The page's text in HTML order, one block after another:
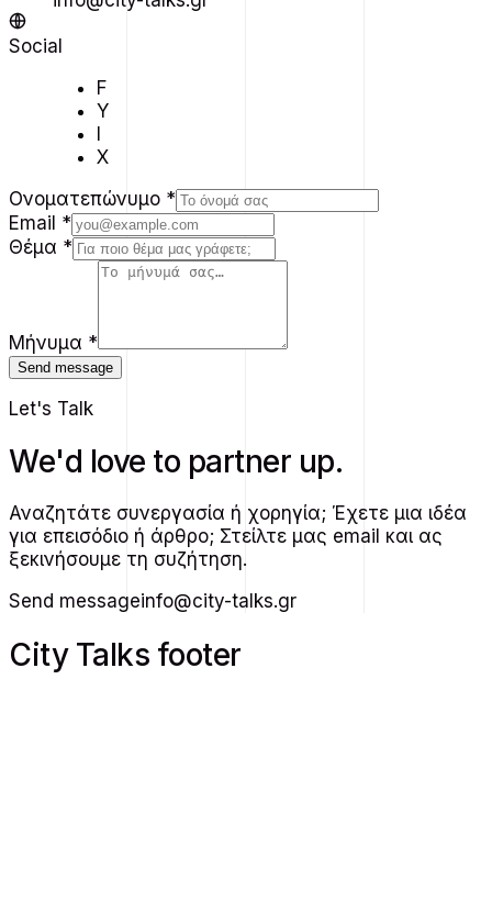
Social
F
Y
I
X
Ονοματεπώνυμο *
Email *
Θέμα *
Μήνυμα *
Send message
Let's Talk
We'd love to partner up.
Αναζητάτε συνεργασία ή χορηγία; Έχετε μια ιδέα
για επεισόδιο ή άρθρο; Στείλτε μας email και ας
ξεκινήσουμε τη συζήτηση.
Send messageinfo@city-talks.gr
City Talks footer